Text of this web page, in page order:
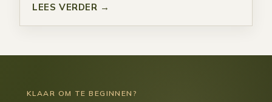
LEES VERDER →
KLAAR OM TE BEGINNEN?